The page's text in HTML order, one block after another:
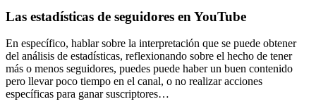
Las estadísticas de seguidores en YouTube
En específico, hablar sobre la interpretación que se puede obtener
del análisis de estadísticas, reflexionando sobre el hecho de tener
más o menos seguidores, puedes puede haber un buen contenido
pero llevar poco tiempo en el canal, o no realizar acciones
específicas para ganar suscriptores…